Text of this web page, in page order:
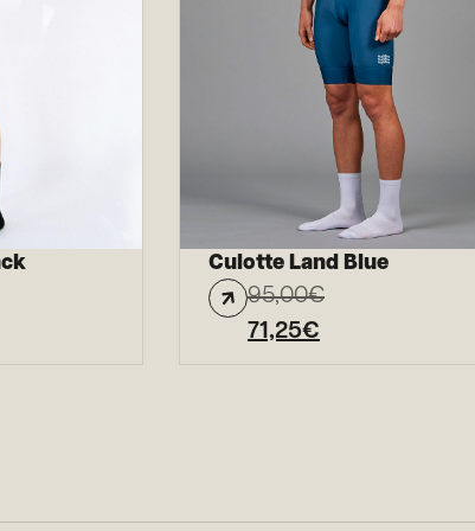
Culotte Land Blue
95,00€
71,25€